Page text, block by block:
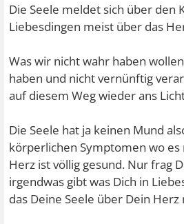
Die Seele meldet sich über den
Liebesdingen meist über das
Was wir nicht wahr haben
haben und nicht vernünftig
auf diesem Weg wieder ans
Die Seele hat ja keinen Mund
körperlichen Symptomen wo
Herz ist völlig gesund. Nur frag
irgendwas gibt was Dich in
das Deine Seele über Dein Herz